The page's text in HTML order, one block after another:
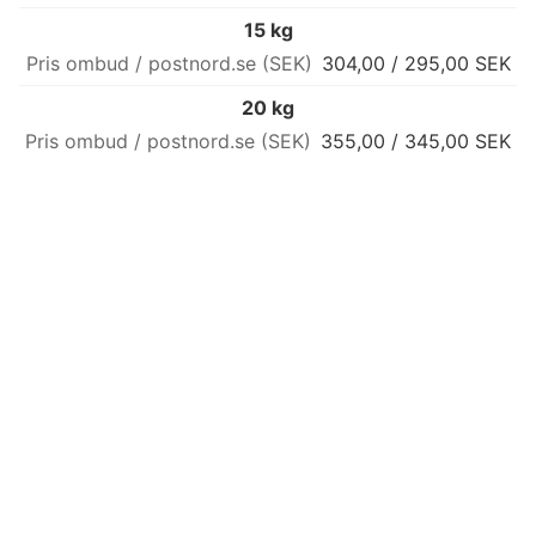
15 kg
304,00 / 295,00 SEK
20 kg
355,00 / 345,00 SEK